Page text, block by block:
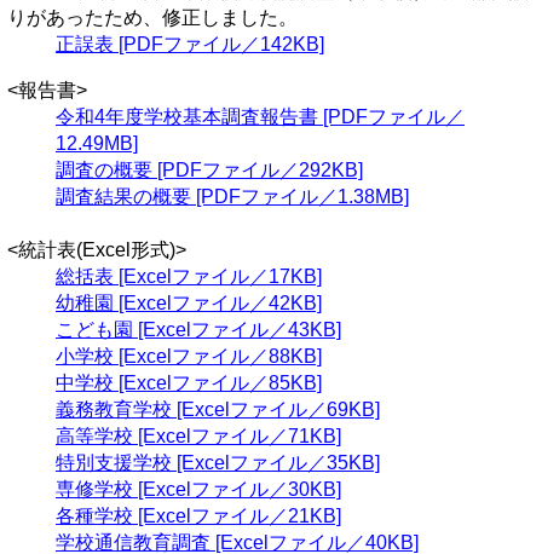
りがあったため、修正しました。
正誤表 [PDFファイル／142KB]
<報告書>
令和4年度学校基本調査報告書 [PDFファイル／
12.49MB]
調査の概要 [PDFファイル／292KB]
調査結果の概要 [PDFファイル／1.38MB]
<統計表(Excel形式)>
総括表 [Excelファイル／17KB]
幼稚園 [Excelファイル／42KB]
こども園 [Excelファイル／43KB]
小学校 [Excelファイル／88KB]
中学校 [Excelファイル／85KB]
義務教育学校 [Excelファイル／69KB]
高等学校 [Excelファイル／71KB]
特別支援学校 [Excelファイル／35KB]
専修学校 [Excelファイル／30KB]
各種学校 [Excelファイル／21KB]
学校通信教育調査 [Excelファイル／40KB]